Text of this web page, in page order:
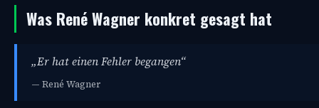
Was René Wagner konkret gesagt hat
„Er hat einen Fehler begangen“
— René Wagner